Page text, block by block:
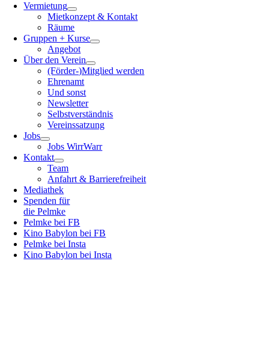
Vermietung
Mietkonzept & Kontakt
Räume
Gruppen + Kurse
Angebot
Über den Verein
(Förder-)Mitglied werden
Ehrenamt
Und sonst
Newsletter
Selbstverständnis
Vereinssatzung
Jobs
Jobs WirrWarr
Kontakt
Team
Anfahrt & Barrierefreiheit
Mediathek
Spenden für
die Pelmke
Pelmke bei FB
Kino Babylon bei FB
Pelmke bei Insta
Kino Babylon bei Insta